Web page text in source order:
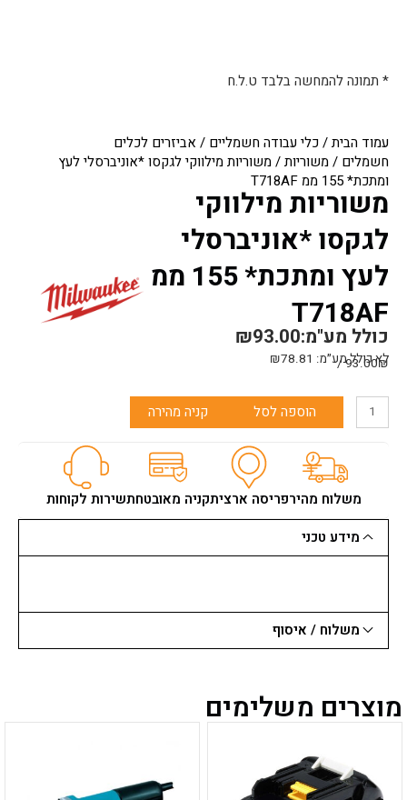
עמוד הבית/כלי עבודה חשמליים / אביזרים לכלים
חשמלים /משוריות/ משוריות מילווקי לגקסו *אוניברסלי לעץ
ומתכת* 155 ממ T718AF
משוריות מילווקי
לגקסו *אוניברסלי
לעץ ומתכת* 155 ממ
T718AF
₪93.00כולל מע"מ:
לא כולל מע״מ: ₪78.81
93.00₪ /
כמות
*אוניברסלי
ומתכת*
155
הוספה לסל קניה מהירה
משלוח מהירפריסה ארציתקניה מאובטחתשירות לקוחות
מידע טכני
משלוח / איסוף
* תמונה להמחשה בלבד ט.ל.ח
מוצרים משלימים